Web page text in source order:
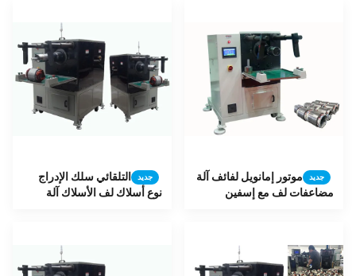
جديد
موتور إمانويل لفائف آلة
مضاعفات لف مع إسفين
جديد
التلقائي سلك الإدراج
نوع أسلاك لف الأسلاك آلة